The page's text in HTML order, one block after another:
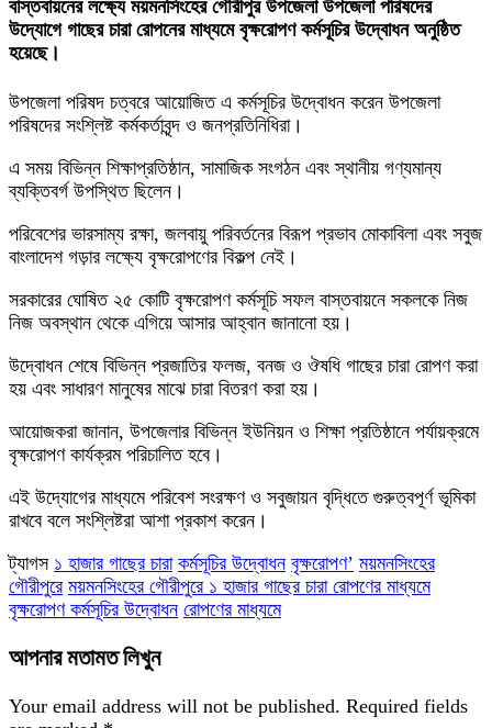
বাস্তবায়নের লক্ষ্যে ময়মনসিংহের গৌরীপুর উপজেলা উপজেলা পরিষদের
উদ্যোগে গাছের চারা রোপনের মাধ্যমে বৃক্ষরোপণ কর্মসূচির উদ্বোধন অনুষ্ঠিত
হয়েছে।
উপজেলা পরিষদ চত্বরে আয়োজিত এ কর্মসূচির উদ্বোধন করেন উপজেলা
পরিষদের সংশ্লিষ্ট কর্মকর্তাবৃন্দ ও জনপ্রতিনিধিরা।
এ সময় বিভিন্ন শিক্ষাপ্রতিষ্ঠান, সামাজিক সংগঠন এবং স্থানীয় গণ্যমান্য
ব্যক্তিবর্গ উপস্থিত ছিলেন।
পরিবেশের ভারসাম্য রক্ষা, জলবায়ু পরিবর্তনের বিরূপ প্রভাব মোকাবিলা এবং সবুজ
বাংলাদেশ গড়ার লক্ষ্যে বৃক্ষরোপণের বিকল্প নেই।
সরকারের ঘোষিত ২৫ কোটি বৃক্ষরোপণ কর্মসূচি সফল বাস্তবায়নে সকলকে নিজ
নিজ অবস্থান থেকে এগিয়ে আসার আহ্বান জানানো হয়।
উদ্বোধন শেষে বিভিন্ন প্রজাতির ফলজ, বনজ ও ঔষধি গাছের চারা রোপণ করা
হয় এবং সাধারণ মানুষের মাঝে চারা বিতরণ করা হয়।
আয়োজকরা জানান, উপজেলার বিভিন্ন ইউনিয়ন ও শিক্ষা প্রতিষ্ঠানে পর্যায়ক্রমে
বৃক্ষরোপণ কার্যক্রম পরিচালিত হবে।
এই উদ্যোগের মাধ্যমে পরিবেশ সংরক্ষণ ও সবুজায়ন বৃদ্ধিতে গুরুত্বপূর্ণ ভূমিকা
রাখবে বলে সংশ্লিষ্টরা আশা প্রকাশ করেন।
ট্যাগস ১ হাজার গাছের চারা কর্মসূচির উদ্বোধন বৃক্ষরোপণ’ ময়মনসিংহের
গৌরীপুরে ময়মনসিংহের গৌরীপুরে ১ হাজার গাছের চারা রোপণের মাধ্যমে
বৃক্ষরোপণ কর্মসূচির উদ্বোধন রোপণের মাধ্যমে
আপনার মতামত লিখুন
Your email address will not be published. Required fields